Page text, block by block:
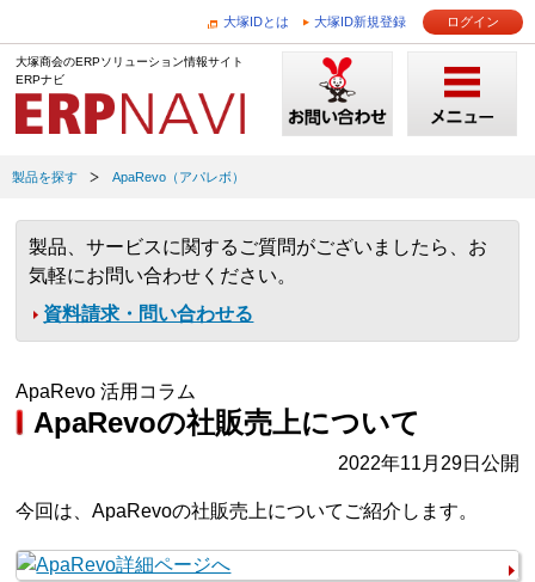
大塚IDとは 大塚ID新規登録 ログイン
大塚商会のERPソリューション情報サイト
ERPナビ
製品を探す ApaRevo（アパレボ）
製品、サービスに関するご質問がございましたら、お
気軽にお問い合わせください。
資料請求・問い合わせる
ApaRevo 活用コラム
ApaRevoの社販売上について
2022年11月29日公開
今回は、ApaRevoの社販売上についてご紹介します。